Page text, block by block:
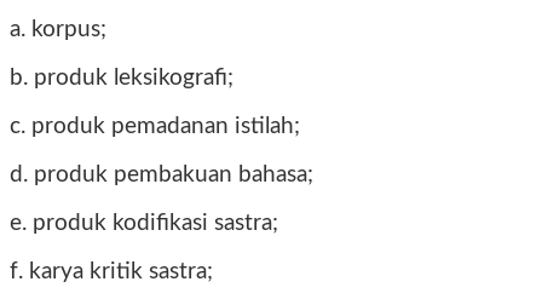
a. korpus;
b. produk leksikografi;
c. produk pemadanan istilah;
d. produk pembakuan bahasa;
e. produk kodifikasi sastra;
f. karya kritik sastra;